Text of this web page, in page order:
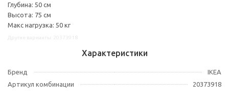
Глубина: 50 см
Высота: 75 см
Макс нагрузка: 50 кг
Характеристики
Бренд
IKEA
Артикул комбинации
20373918